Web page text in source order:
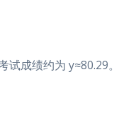
成绩约为 y≈80.29。